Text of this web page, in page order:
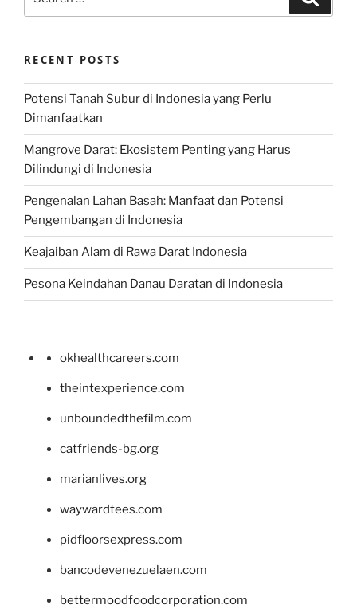
for:
RECENT POSTS
Potensi Tanah Subur di Indonesia yang Perlu
Dimanfaatkan
Mangrove Darat: Ekosistem Penting yang Harus
Dilindungi di Indonesia
Pengenalan Lahan Basah: Manfaat dan Potensi
Pengembangan di Indonesia
Keajaiban Alam di Rawa Darat Indonesia
Pesona Keindahan Danau Daratan di Indonesia
okhealthcareers.com
theintexperience.com
unboundedthefilm.com
catfriends-bg.org
marianlives.org
waywardtees.com
pidfloorsexpress.com
bancodevenezuelaen.com
bettermoodfoodcorporation.com